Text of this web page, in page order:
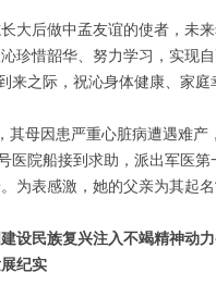
大后做中孟友谊的使者，未
珍惜韶华、努力学习，实现
来之际，祝沁身体健康、家庭
其母因患严重心脏病遭遇难
医院船接到求助，派出军医
为表感激，她的父亲为其起名
设民族复兴注入不竭精神
纪实